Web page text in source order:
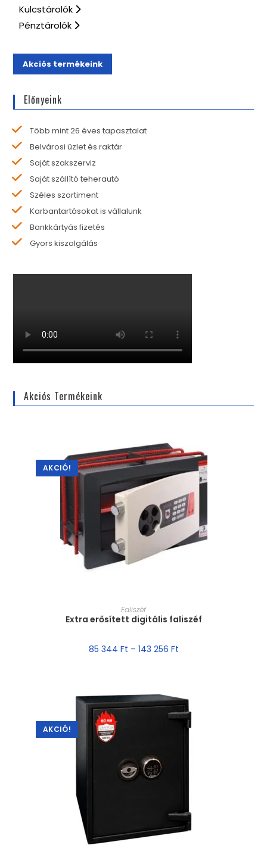
Kulcstárolók
Pénztárolók
Akciós termékeink
Előnyeink
Több mint 26 éves tapasztalat
Belvárosi üzlet és raktár
Saját szakszerviz
Saját szállító teherautó
Széles szortiment
Karbantartásokat is vállalunk
Bankkártyás fizetés
Gyors kiszolgálás
Akciós Termékeink
AKCIÓ!
MÉRET VÁLASZTÁSA
Faliszéf
Extra erősített digitális faliszéf
85 344 Ft – 143 256 Ft
AKCIÓ!